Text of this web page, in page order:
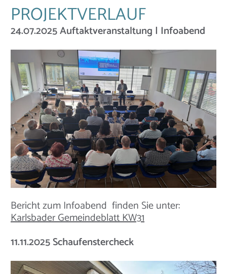
PROJEKTVERLAUF
24.07.2025 Auftaktveranstaltung | Infoabend
Bericht zum Infoabend finden Sie unter:
Karlsbader Gemeindeblatt KW31
11.11.2025 Schaufenstercheck